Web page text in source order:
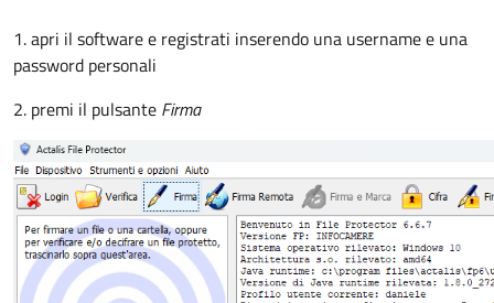
1. apri il software e registrati inserendo una username e una
password personali
2. premi il pulsante Firma